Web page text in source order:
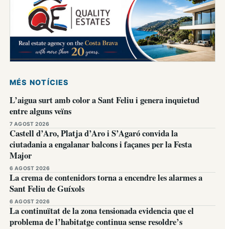
MÉS NOTÍCIES
L’aigua surt amb color a Sant Feliu i genera inquietud
entre alguns veïns
7 AGOST 2026
Castell d’Aro, Platja d’Aro i S’Agaró convida la
ciutadania a engalanar balcons i façanes per la Festa
Major
6 AGOST 2026
La crema de contenidors torna a encendre les alarmes a
Sant Feliu de Guíxols
6 AGOST 2026
La continuïtat de la zona tensionada evidencia que el
problema de l’habitatge continua sense resoldre’s